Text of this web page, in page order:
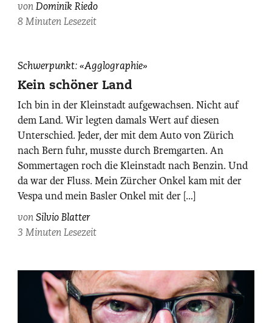
vonDominik Riedo
8 Minuten Lesezeit
Schwerpunkt: «Agglographie»
Kein schöner Land
Ich bin in der Kleinstadt aufgewachsen. Nicht auf
dem Land. Wir legten damals Wert auf diesen
Unterschied. Jeder, der mit dem Auto von Zürich
nach Bern fuhr, musste durch Bremgarten. An
Sommertagen roch die Kleinstadt nach Benzin. Und
da war der Fluss. Mein Zürcher Onkel kam mit der
Vespa und mein Basler Onkel mit der […]
vonSilvio Blatter
3 Minuten Lesezeit